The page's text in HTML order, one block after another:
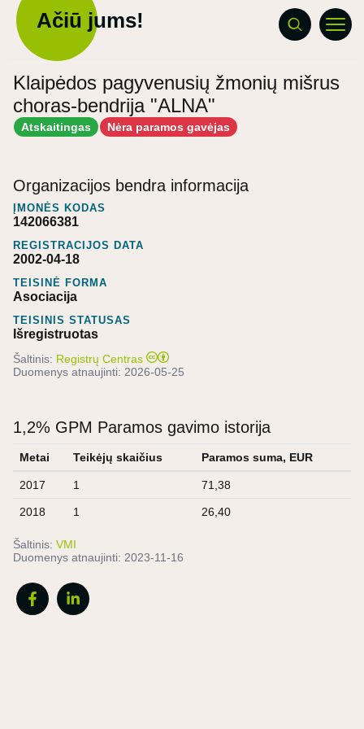
Ačiū jums!
Klaipėdos pagyvenusių žmonių mišrus
choras-bendrija "ALNA"
Atskaitingas Nėra paramos gavėjas
Organizacijos bendra informacija
ĮMONĖS KODAS
142066381
REGISTRACIJOS DATA
2002-04-18
TEISINĖ FORMA
Asociacija
TEISINIS STATUSAS
Išregistruotas
Šaltinis: Registrų Centras
Duomenys atnaujinti: 2026-05-25
1,2% GPM Paramos gavimo istorija
Metai Teikėjų skaičius Paramos suma, EUR
2017 1 71,38
2018 1 26,40
Šaltinis: VMI
Duomenys atnaujinti: 2023-11-16